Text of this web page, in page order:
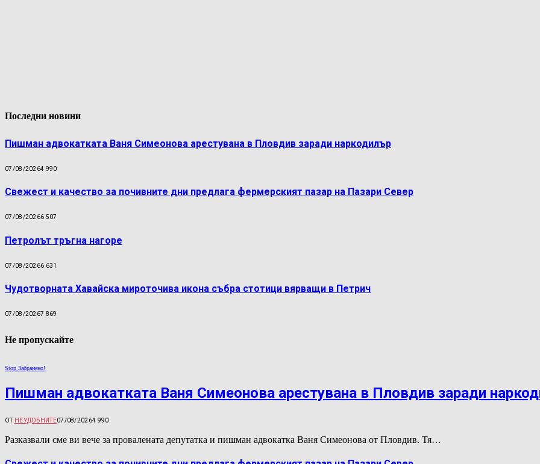
Последни новини
Пишман адвокатката Ваня Симеонова арестувана в Пловдив заради наркодилър
07/08/20264 990
Свежест и качество за почивните дни предлага фермерският пазар на Пазари Север
07/08/20266 507
Петролът тръгна нагоре
07/08/20266 631
Чудотворната Хавайска мироточива икона събра стотици вярващи в Петрич
07/08/20267 869
Не пропускайте
Stop Забранено!
Пишман адвокатката Ваня Симеонова арестувана в Пловдив заради
ОТ НЕУДОБНИТЕ07/08/20264 990
Разказвали сме ви вече за провалената депутатка и пишман адвокатка Ваня Симеонова от Пловдив. Тя…